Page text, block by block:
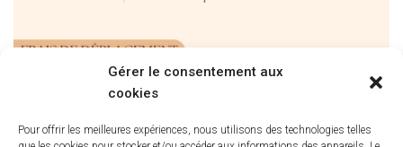
Gérer le consentement aux
cookies
Pour offrir les meilleures expériences, nous utilisons des technologies telles